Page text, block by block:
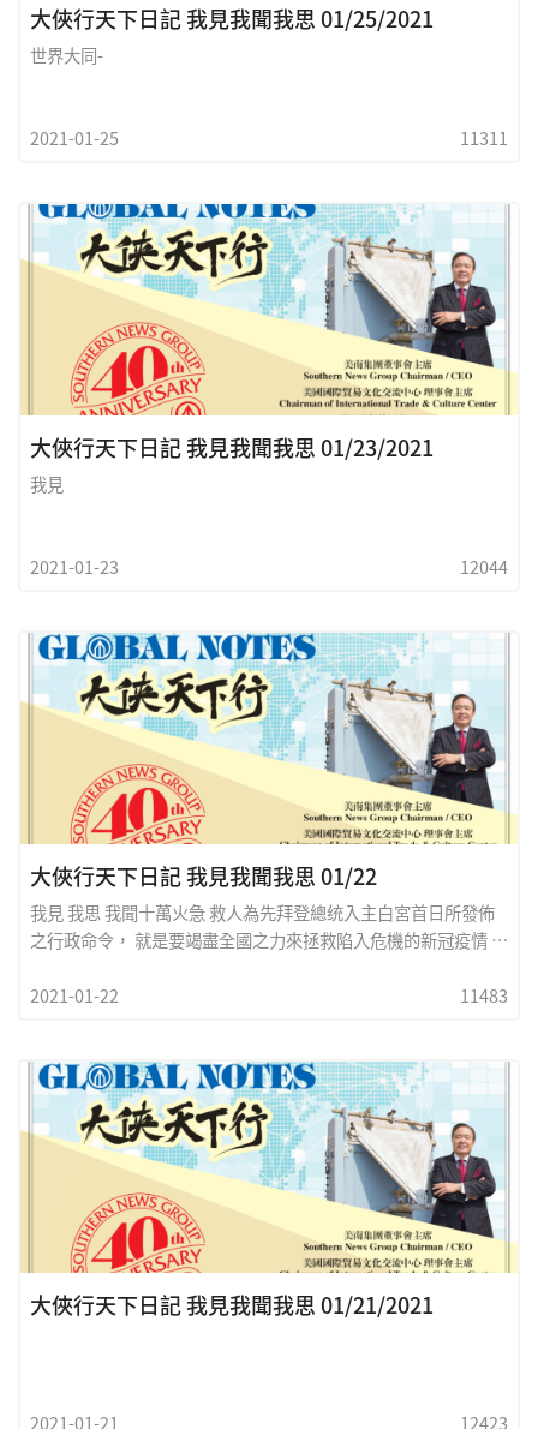
大俠行天下日記 我見我聞我思 01/25/2021
世界大同-
2021-01-25 11311
大俠行天下日記 我見我聞我思 01/23/2021
我見
2021-01-23 12044
大俠行天下日記 我見我聞我思 01/22
我見 我思 我聞十萬火急 救人為先拜登總统入主白宮首日所發佈
之行政命令， 就是要竭盡全國之力來拯救陷入危機的新冠疫情 ，
界衛生組織 ，共同硏擬世界對抗病毒之方法。總統在白宮同時宣
人喪生遠超過二次世界犧牲的生命， 總統將使用國防生產條例，
要立即要求聯邦機構及私人企業共同完成目標。新政府強調重整
人民對政府之信心， 所有醫療專業決不受政治之影響 ，將來直接
向全國人民公佈真實情況。我們知道，拜登團队上任後 ，真是百
廢待舉，但是救人命是重中之重， 目前我們需要緊急解決的是疫
苗產量， 如何快速運送， 更重要是大家如何盡快接種。我們欣見
總統宣佈未來一百天內接種一億劑疫苗， 並強制大家都
2021-01-22 11483
大俠行天下日記 我見我聞我思 01/21/2021
2021-01-21 12423